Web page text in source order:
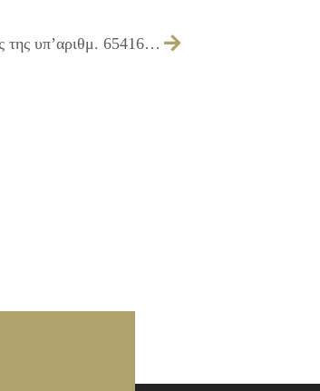
Πρακτικό Ανάρτησης Οριστικών Πινάκων κατάταξης της υπ’αριθμ. 65416/06-09-2022 ανακοίνωσης της Διεύθυνσης Πολιτισμού